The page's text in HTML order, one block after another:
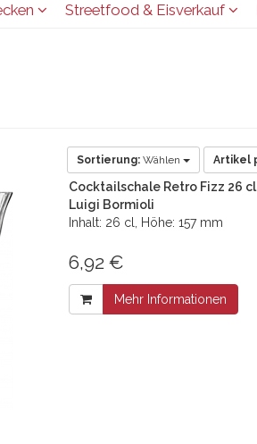
Streetfood & Eisverkauf
Sortierung: Wählen Artikel
Cocktailschale Retro Fizz 26
Luigi Bormioli
Inhalt: 26 cl, Höhe: 157 mm
6,92 €
Mehr Informationen